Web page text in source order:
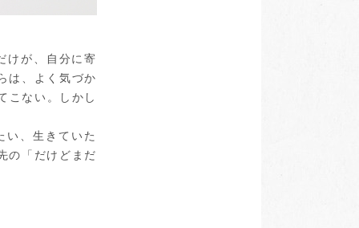
けが、自分に寄
は、よく気づか
こない。しかし
、生きていた
の「だけどまだ